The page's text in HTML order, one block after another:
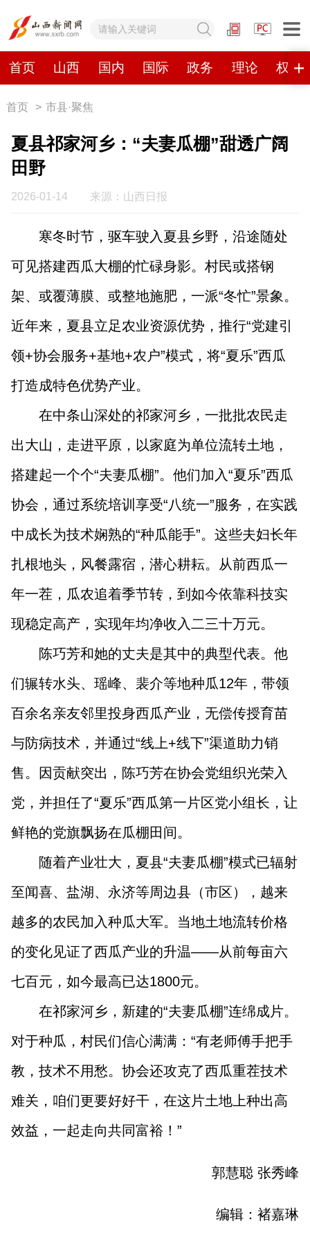
首页 山西 国内 国际 政务 理论 权威
网站地图
首页
政务 理论 权威发布 原创
山西视觉志
山西市场导报 山西法治报
地方频道
大同 朔州 忻州 吕梁
晋中 阳泉 长治 晋城
教育 法治 三农
首页 > 市县·聚焦
夏县祁家河乡：“夫妻瓜棚”甜透广阔
田野
2026-01-14 来源：山西日报
寒冬时节，驱车驶入夏县乡野，沿途随处
可见搭建西瓜大棚的忙碌身影。村民或搭钢
架、或覆薄膜、或整地施肥，一派“冬忙”景象。
近年来，夏县立足农业资源优势，推行“党建引
领+协会服务+基地+农户”模式，将“夏乐”西瓜
打造成特色优势产业。
在中条山深处的祁家河乡，一批批农民走
出大山，走进平原，以家庭为单位流转土地，
搭建起一个个“夫妻瓜棚”。他们加入“夏乐”西瓜
协会，通过系统培训享受“八统一”服务，在实践
中成长为技术娴熟的“种瓜能手”。这些夫妇长年
扎根地头，风餐露宿，潜心耕耘。从前西瓜一
年一茬，瓜农追着季节转，到如今依靠科技实
现稳定高产，实现年均净收入二三十万元。
陈巧芳和她的丈夫是其中的典型代表。他
们辗转水头、瑶峰、裴介等地种瓜12年，带领
百余名亲友邻里投身西瓜产业，无偿传授育苗
与防病技术，并通过“线上+线下”渠道助力销
售。因贡献突出，陈巧芳在协会党组织光荣入
党，并担任了“夏乐”西瓜第一片区党小组长，让
鲜艳的党旗飘扬在瓜棚田间。
随着产业壮大，夏县“夫妻瓜棚”模式已辐射
至闻喜、盐湖、永济等周边县（市区），越来
越多的农民加入种瓜大军。当地土地流转价格
的变化见证了西瓜产业的升温——从前每亩六
七百元，如今最高已达1800元。
在祁家河乡，新建的“夫妻瓜棚”连绵成片。
对于种瓜，村民们信心满满：“有老师傅手把手
教，技术不用愁。协会还攻克了西瓜重茬技术
难关，咱们更要好好干，在这片土地上种出高
效益，一起走向共同富裕！”
郭慧聪 张秀峰
编辑：褚嘉琳